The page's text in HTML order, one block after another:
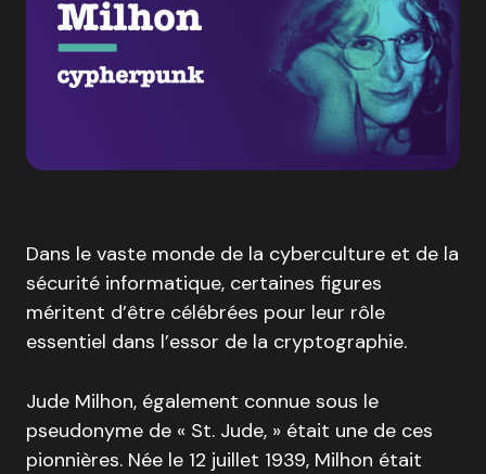
Dans le vaste monde de la cyberculture et de la
sécurité informatique, certaines figures
méritent d’être célébrées pour leur rôle
essentiel dans l’essor de la cryptographie.
Jude Milhon, également connue sous le
pseudonyme de « St. Jude, » était une de ces
pionnières. Née le 12 juillet 1939, Milhon était